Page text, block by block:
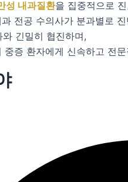
성 내과질환을 집중적으로
전공 수의사가 분과별로
와 긴밀히 협진하며,
증 환자에게 신속하고 전